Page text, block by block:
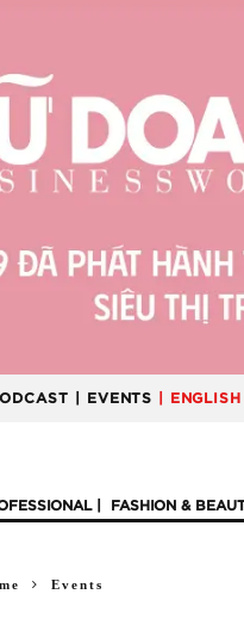
| EVENTS | ENGLISH
FASHION &
Events